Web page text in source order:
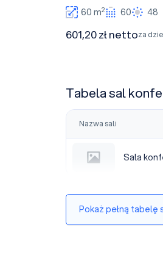
60 m2 60 48
601,20 zł nettoza
Tabela sal
Nazwa sali
Sala konferencyjna
Sala
Pokaż pełną tabelę